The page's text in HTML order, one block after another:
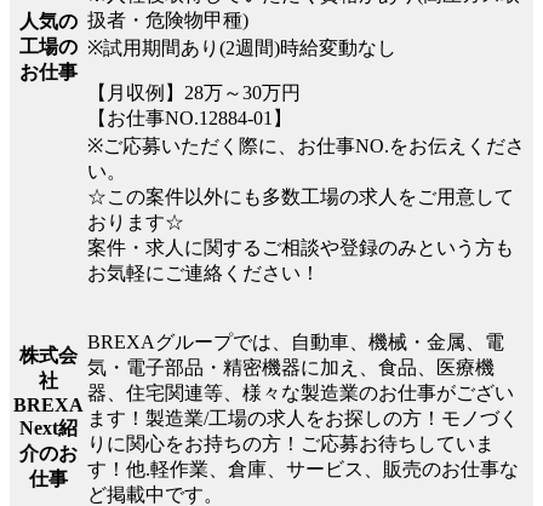
人気の
工場の
お仕事
扱者・危険物甲種)
※試用期間あり(2週間)時給変動なし
【月収例】28万～30万円
【お仕事NO.12884-01】
※ご応募いただく際に、お仕事NO.をお伝えくださ
い。
☆この案件以外にも多数工場の求人をご用意して
おります☆
案件・求人に関するご相談や登録のみという方も
お気軽にご連絡ください！
株式会
社
BREXA
Next紹
介のお
仕事
BREXAグループでは、自動車、機械・金属、電
気・電子部品・精密機器に加え、食品、医療機
器、住宅関連等、様々な製造業のお仕事がござい
ます！製造業/工場の求人をお探しの方！モノづく
りに関心をお持ちの方！ご応募お待ちしていま
す！他.軽作業、倉庫、サービス、販売のお仕事な
ど掲載中です。